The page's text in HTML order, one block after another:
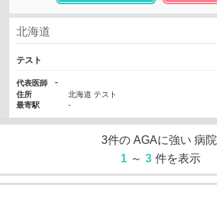
北海道
テスト
代表医師 -
住所
北海道 テスト
最寄駅
-
3件の AGAに強い 病院
1 ～ 3 件を表示